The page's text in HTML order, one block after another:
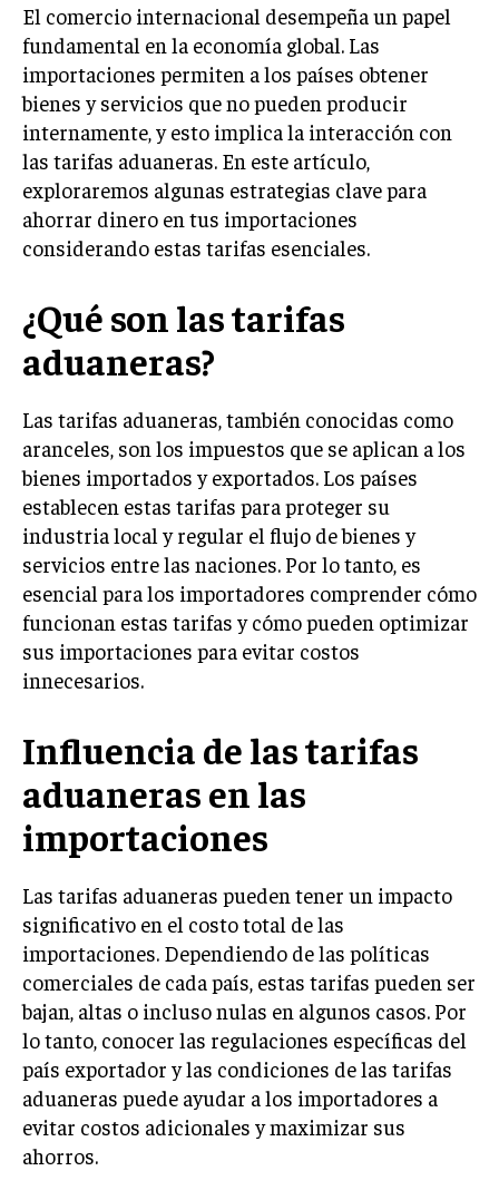
LIFESTYLE
MARKETING
ESTRATEGIAS DE MARKETING
PUBLICIDAD
VENTAS Y PERSUASIÓN
GESTIÓN DE PRODUCTOS
COMUNICACIÓN CORPORATIVA
GESTIÓN DE MARCA
INVESTIGACIÓN DE MERCADO
ANÁLISIS DE COMPETENCIA
GESTIÓN DE CLIENTES
EMPRENDIMIENTO
INNOVACIÓN EMPRESARIAL
GESTIÓN DEL CAMBIO
LIDERAZGO
HABILIDADES DIRECTIVAS
EMPRENDIMIENTO
PLANIFICACIÓN EMPRESARIAL
FINANZAS
FINANZAS Y CONTABILIDAD
GESTIÓN DE RECURSOS FINANCIEROS
El comercio internacional desempeña un papel
fundamental en la economía global. Las
importaciones permiten a los países obtener
bienes y servicios que no pueden producir
internamente, y esto implica la interacción con
las tarifas aduaneras. En este artículo,
exploraremos algunas estrategias clave para
ahorrar dinero en tus importaciones
considerando estas tarifas esenciales.
¿Qué son las tarifas
aduaneras?
Las tarifas aduaneras, también conocidas como
aranceles, son los impuestos que se aplican a los
bienes importados y exportados. Los países
establecen estas tarifas para proteger su
industria local y regular el flujo de bienes y
servicios entre las naciones. Por lo tanto, es
esencial para los importadores comprender cómo
funcionan estas tarifas y cómo pueden optimizar
sus importaciones para evitar costos
innecesarios.
Influencia de las tarifas
aduaneras en las
importaciones
Las tarifas aduaneras pueden tener un impacto
significativo en el costo total de las
importaciones. Dependiendo de las políticas
comerciales de cada país, estas tarifas pueden ser
bajan, altas o incluso nulas en algunos casos. Por
lo tanto, conocer las regulaciones específicas del
país exportador y las condiciones de las tarifas
aduaneras puede ayudar a los importadores a
evitar costos adicionales y maximizar sus
ahorros.